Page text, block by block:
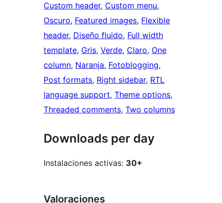
Custom header, Custom menu
Oscuro, Featured images, Flexible
header, Diseño fluido, Full width
template, Gris, Verde, Claro, One
column, Naranja, Fotoblogging
Post formats, Right sidebar, RTL
language support, Theme options
Threaded comments, Two columns
Downloads per day
Instalaciones activas: 30+
Valoraciones